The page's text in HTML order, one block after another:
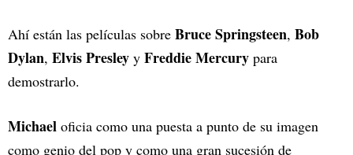
Ahí están las películas sobre Bruce Springsteen, Bob
Dylan, Elvis Presley y Freddie Mercury para
demostrarlo.
Michael oficia como una puesta a punto de su imagen
como genio del pop y como una gran sucesión de